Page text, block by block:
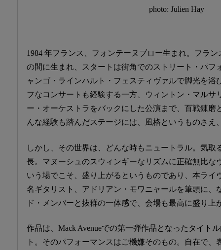
photo: Julien Hay
1984 年フランス、フォンテーヌブロー生まれ。フラ
の間に生まれ、スタートは街角でのストリート・パフ
ャンゴ・ラインハルト・フェスティヴァルで脚光を浴
フなコンサートも経験する一方、ウィントン・マルサ
ー・オーケストラをバックにした公演まで、百戦錬磨
んな経験も踏んだステージには、風格というものさえ
しかし、その世界は、どんな時もニュートラル。気取
長。マヌーシュのスウィンギーなリズムに正確無比な
いう場でこそ、盛り上がるというものであり、本ライ
名ギタリスト、アドリアン・モワニャールを筆頭に、
ド・メンバーと抜群の一体感で、会場も最高に盛り上
作品は、Mack Avenueでの第一弾作品となったタイト
ト。そのパフォーマンスはご機嫌そのもの。自在で、